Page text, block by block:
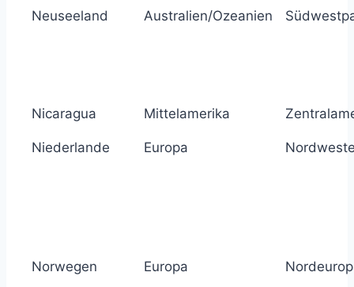
Neuseeland Australien/Ozeanien
Nicaragua Mittelamerika
Niederlande Europa
Norwegen Europa